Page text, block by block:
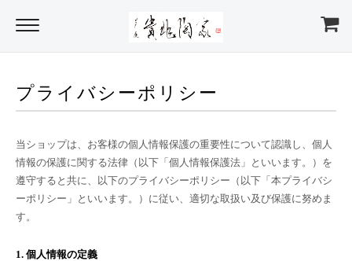
プライバシーポリシー
当ショップは、お客様の個人情報保護の重要性について認識し、個人
情報の保護に関する法律（以下「個人情報保護法」といいます。）を
遵守すると共に、以下のプライバシーポリシー（以下「本プライバシ
ーポリシー」といいます。）に従い、適切な取扱い及び保護に努めま
す。
1. 個人情報の定義